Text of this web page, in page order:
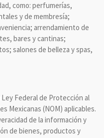
como: perfumerías,
y de membresía;
arrendamiento de
bares y cantinas;
salones de belleza y spas,
Federal de Protección al
Mexicanas (NOM) aplicables.
de la información y
de bienes, productos y